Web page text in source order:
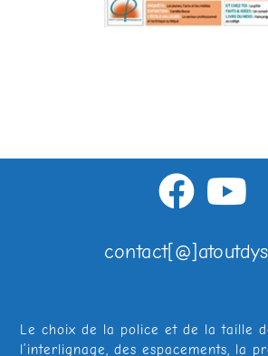
Le choix de la police et de la taille
l’interlignage, des espacements, la